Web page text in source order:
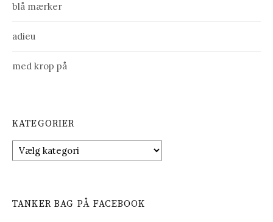
d
l
blå mærker
adieu
med krop på
KATEGORIER
a
g
TANKER BAG PÅ FACEBOOK